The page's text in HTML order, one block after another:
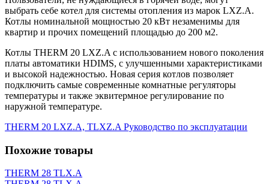
выбрать себе котел для системы отопления из марок LXZ.A.
Котлы номинальной мощностью 20 кВт незаменимы для
квартир и прочих помещений площадью до 200 м2.
Котлы THERM 20 LXZ.A с использованием нового поколения
платы автоматики HDIMS, с улучшенными характеристиками
и высокой надежностью. Новая серия котлов позволяет
подключить самые современные комнатные регуляторы
температуры и также эквитермное регулирование по
наружной температуре.
THERM 20 LXZ.A, TLXZ.A Руководство по эксплуатации
Похожие товары
THERM 28 TLX.A